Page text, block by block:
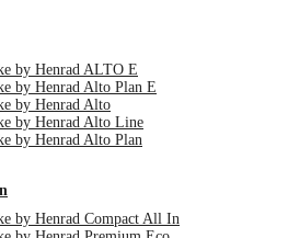
by Henrad ALTO E
by Henrad Alto Plan E
by Henrad Alto
by Henrad Alto Line
by Henrad Alto Plan
by Henrad Compact All In